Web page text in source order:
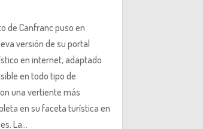
de Canfranc puso en
versión de su portal
en internet, adaptado
en todo tipo de
una vertiente más
en su faceta turística en
La...